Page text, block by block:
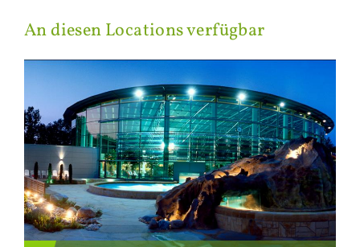
An die­sen Lo­ca­ti­ons ver­füg­bar